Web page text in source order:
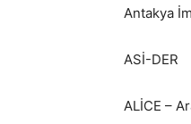
Antakya
ASİ-DER
ALİCE –